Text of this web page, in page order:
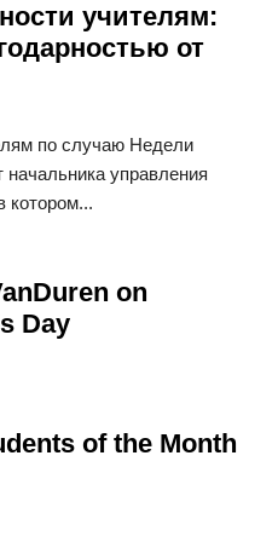
учителям:
от
по случаю Недели
начальника управления
котором...
учителям:
on
Day
on National Principal's
of the Month
of the Month